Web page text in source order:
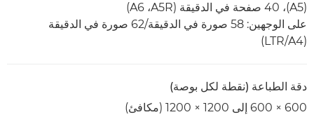
(A5)‏، 40 صفحة في الدقيقة (A5R،‏ A6)
على الوجهين: 58 صورة في الدقيقة/62 صورة في الدقيقة
(A4‏/LTR)
دقة الطباعة (نقطة لكل بوصة)
600 × 600 إلى 1200 ×‏ 1200 (مكافئ)